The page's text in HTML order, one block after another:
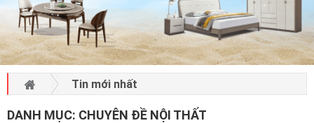
PHÒNG KHÁCH ▼
LIÊN HỆ Tin mới nhất
DANH MỤC: CHUYÊN ĐỀ NỘI THẤT